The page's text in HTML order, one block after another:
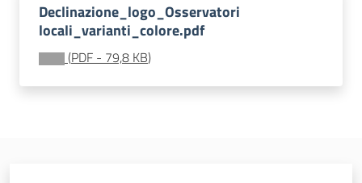
Banca
dati
Declinazione_logo_Osservatori
locali_varianti_colore.pdf
(PDF - 79,8 KB)